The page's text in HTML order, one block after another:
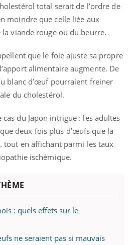
total serait de l’ordre de
moindre que celle liée aux
la viande rouge ou du beurre.
que le foie ajuste sa propre
alimentaire augmente. De
blanc d’œuf pourraient freiner
du cholestérol.
du Japon intrigue : les adultes
deux fois plus d’œufs que la
tout en affichant parmi les taux
ischémique.
: quels effets sur le
ne seraient pas si mauvais